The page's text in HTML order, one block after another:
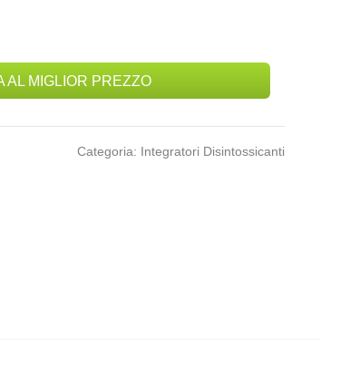
AL MIGLIOR PREZZO
Categoria: Integratori Disintossicanti